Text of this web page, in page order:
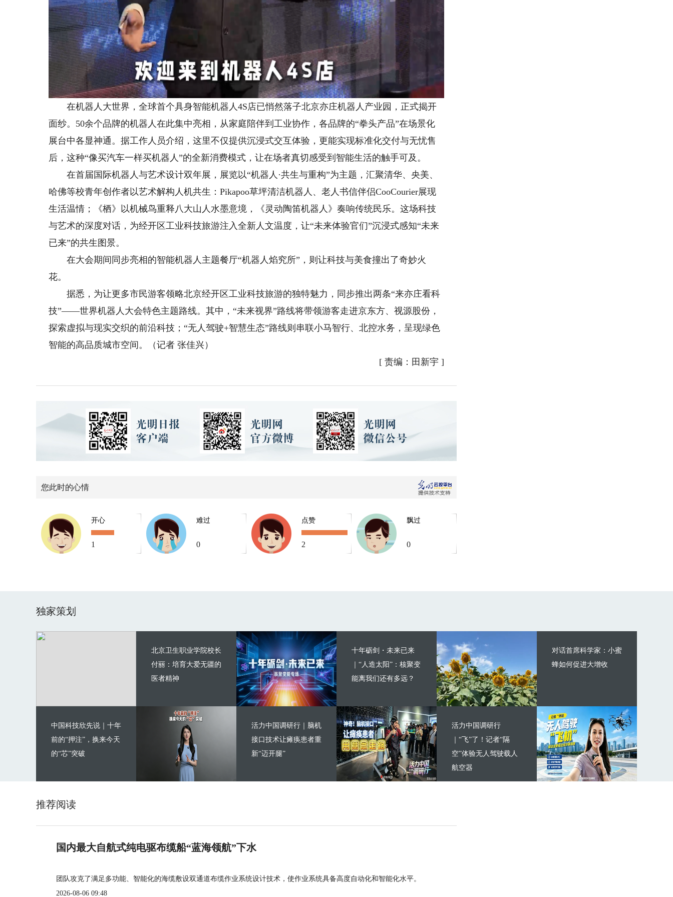
在机器人大世界，全球首个具身智能机器人4S店已悄然落子北京亦庄机器人产业园，正式揭开
面纱。50余个品牌的机器人在此集中亮相，从家庭陪伴到工业协作，各品牌的“拳头产品”在场景化
展台中各显神通。据工作人员介绍，这里不仅提供沉浸式交互体验，更能实现标准化交付与无忧售
后，这种“像买汽车一样买机器人”的全新消费模式，让在场者真切感受到智能生活的触手可及。
在首届国际机器人与艺术设计双年展，展览以“机器人·共生与重构”为主题，汇聚清华、央美、
哈佛等校青年创作者以艺术解构人机共生：Pikapoo草坪清洁机器人、老人书信伴侣CooCourier展现
生活温情；《栖》以机械鸟重释八大山人水墨意境，《灵动陶笛机器人》奏响传统民乐。这场科技
与艺术的深度对话，为经开区工业科技旅游注入全新人文温度，让“未来体验官们”沉浸式感知“未来
已来”的共生图景。
在大会期间同步亮相的智能机器人主题餐厅“机器人焰究所”，则让科技与美食撞出了奇妙火
花。
据悉，为让更多市民游客领略北京经开区工业科技旅游的独特魅力，同步推出两条“来亦庄看科
技”——世界机器人大会特色主题路线。其中，“未来视界”路线将带领游客走进京东方、视源股份，
探索虚拟与现实交织的前沿科技；“无人驾驶+智慧生态”路线则串联小马智行、北控水务，呈现绿色
智能的高品质城市空间。（记者 张佳兴）
[ 责编：田新宇 ]
您此时的心情
开心
1
难过
0
点赞
2
飘过
0
独家策划
北京卫生职业学院校长
付丽：培育大爱无疆的
医者精神
中国科技欣先说｜十年
前的“押注”，换来今天
的“芯”突破
十年砺剑・未来已来
｜“人造太阳”：核聚变
能离我们还有多远？
活力中国调研行｜脑机
接口技术让瘫痪患者重
新“迈开腿”
对话首席科学家：小蜜
蜂如何促进大增收
活力中国调研行
｜“飞”了！记者“隔
空”体验无人驾驶载人
航空器
推荐阅读
国内最大自航式纯电驱布缆船“蓝海领航”下水
团队攻克了满足多功能、智能化的海缆敷设双通道布缆作业系统设计技术，使作业系统具备高度自动化和智能化水平。
2026-08-06 09:48